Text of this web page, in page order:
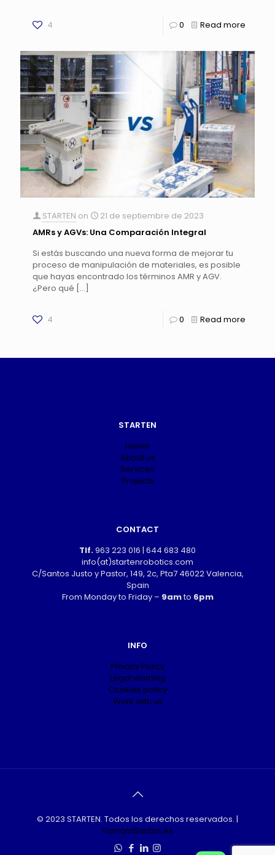
4 0 Read more
STARTEN on
21 de septiembre de 2023
AMRs y AGVs: Una Comparación Integral
Si estás buscando una nueva forma de mejorar tu
proceso de manipulación de materiales, es posible
que hayas encontrado los términos AMR y AGV.
¿Pero qué […]
4 0 Read more
STARTEN
Home
About us
Services
Projects
CONTACT
Tlf.963 223 016 | 644 683 480
info(at)startenrobotics.com
C/Santos Justo y Pastor, 149, 2c, Pta7 46022 Valencia,
Spain
From Monday to Friday – 9amto 6pm
INFO
Privacy Policy
Legal warning
Cookies policy
Work with us
© 2023 STARTEN. Todos los derechos reservados. |
TamaraSantos.es